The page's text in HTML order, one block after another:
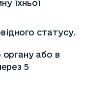
їхньої
статусу.
органу або в
5